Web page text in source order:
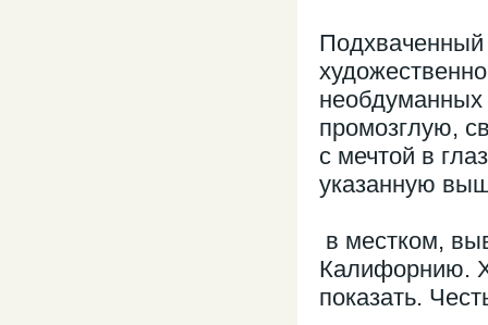
Подхваченный
промозглую,
с мечтой в
указанную
в местком,
Калифорнию.
показать.